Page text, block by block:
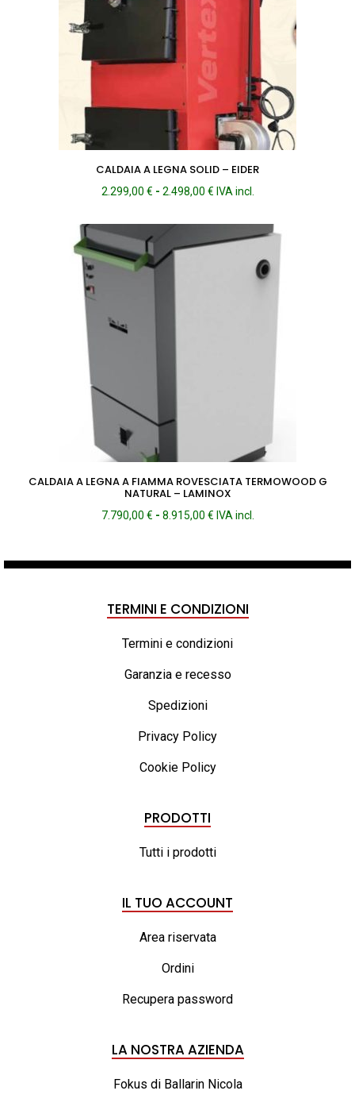
CALDAIA A LEGNA SOLID – EIDER
2.299,00 € - 2.498,00 €Fascia
prezzo:
da
IVA incl.
CALDAIA A LEGNA A FIAMMA ROVESCIATA TERMOWOOD G
NATURAL – LAMINOX
7.790,00 € - 8.915,00 €Fascia
da
8.915,00 €
IVA incl.
TERMINI E CONDIZIONI
Termini e condizioni
Garanzia e recesso
Spedizioni
Privacy Policy
Cookie Policy
PRODOTTI
Tutti i prodotti
IL TUO ACCOUNT
Area riservata
Ordini
Recupera password
LA NOSTRA AZIENDA
Fokus di Ballarin Nicola